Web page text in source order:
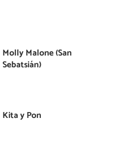
Molly Malone (San
Sebatsián)
Kita y Pon